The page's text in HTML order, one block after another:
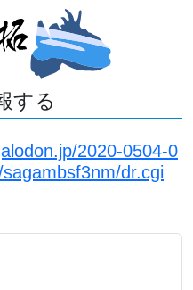
する
2020-0504-0
dr.cgi